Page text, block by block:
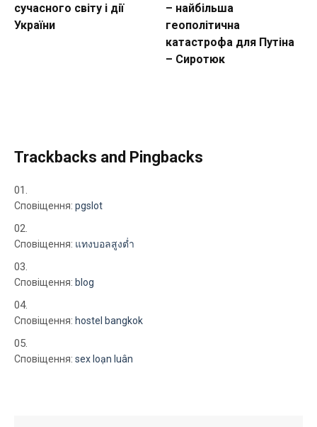
сучасного світу і дії
України
– найбільша
геополітична
катастрофа для Путіна
– Сиротюк
Trackbacks and Pingbacks
Сповіщення: pgslot
Сповіщення: แทงบอลสูงต่ำ
Сповіщення: blog
Сповіщення: hostel bangkok
Сповіщення: sex loạn luân